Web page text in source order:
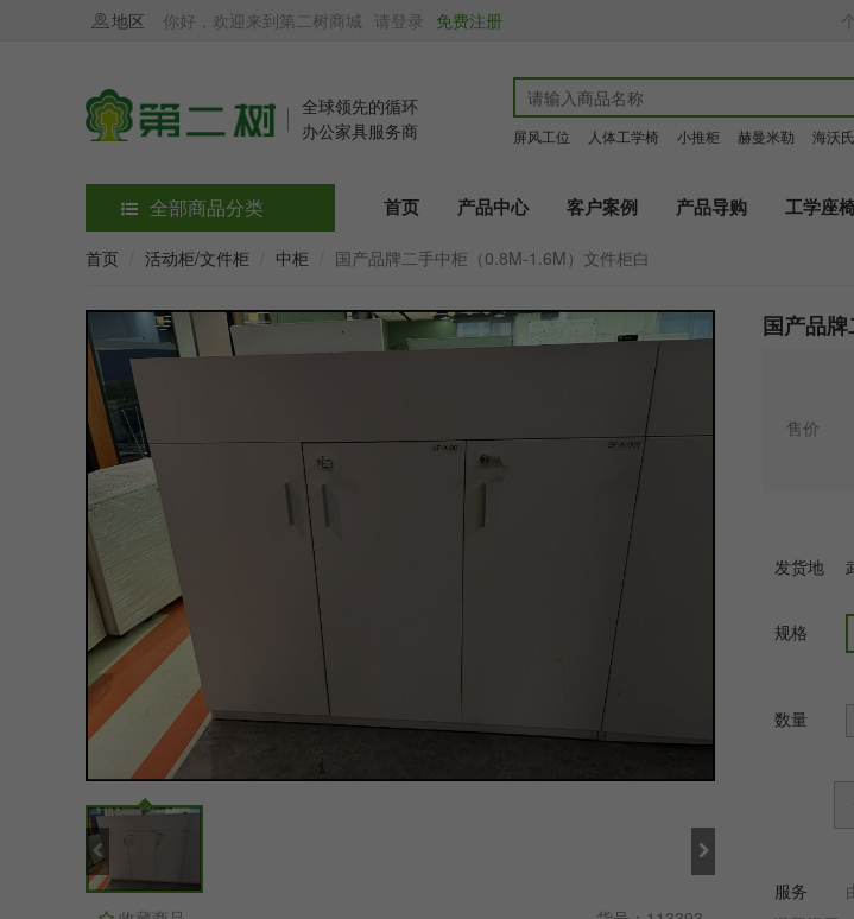
地区 你好，欢迎来到第二树商城 请登录 免费注册
全球领先的循环
办公家具服务商
屏风工位 人体工学椅 小推柜 赫曼米勒 海沃氏
全部商品分类 首页 产品中心 客户案例 产品导购 工学座
首页 活动柜/文件柜 中柜 国产品牌二手中柜（0.8M-1.6M）文件柜白
国产品
售价
发货地
规格
数量
服务